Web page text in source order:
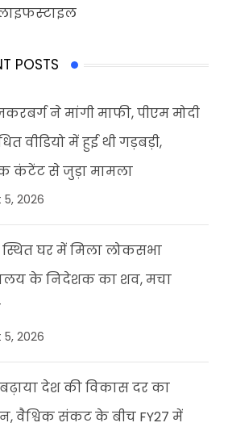
POSTS
ने मांगी माफी, पीएम मोदी
वीडियो में हुई थी गड़बड़ी,
कंटेंट से जुड़ा मामला
2026
स्थित घर में मिला लोकसभा
के निदेशक का शव, मचा
2026
देश की विकास दर का
वैश्विक संकट के बीच FY27 में